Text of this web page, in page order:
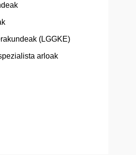
(LGGKE)
arloak